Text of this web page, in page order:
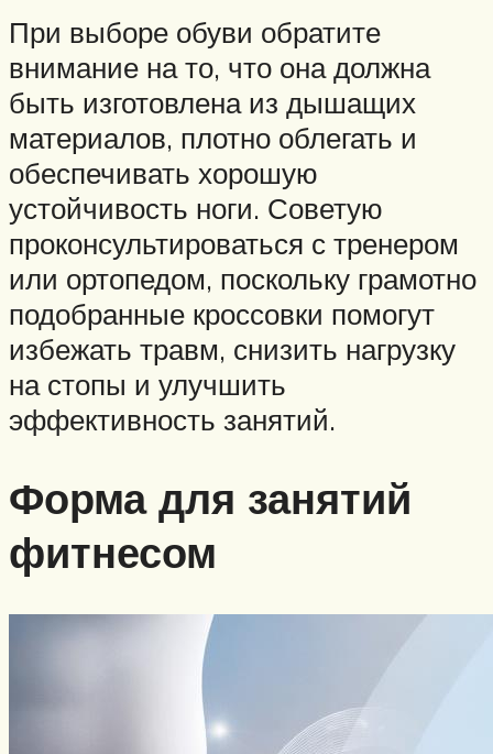
При выборе обуви обратите
внимание на то, что она должна
быть изготовлена из дышащих
материалов, плотно облегать и
обеспечивать хорошую
устойчивость ноги. Советую
проконсультироваться с тренером
или ортопедом, поскольку грамотно
подобранные кроссовки помогут
избежать травм, снизить нагрузку
на стопы и улучшить
эффективность занятий.
Форма для занятий
фитнесом